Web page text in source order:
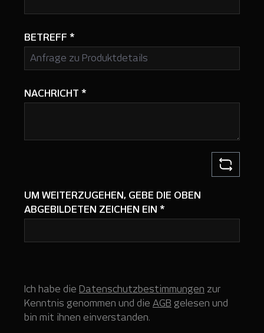
BETREFF *
NACHRICHT *
UM WEITERZUGEHEN, GEBE DIE OBEN
ABGEBILDETEN ZEICHEN EIN *
Ich habe die Datenschutzbestimmungen zur
Kenntnis genommen und die AGB gelesen und
bin mit ihnen einverstanden.